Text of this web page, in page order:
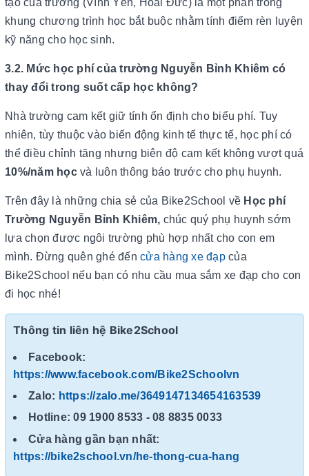
khung chương trình học bắt buộc nhằm tính điểm rèn luyện
kỹ năng cho học sinh.
3.2. Mức học phí của trường Nguyễn Bỉnh Khiêm có
thay đổi trong suốt cấp học không?
Nhà trường cam kết giữ tính ổn định cho biểu phí. Tuy
nhiên, tùy thuộc vào biến động kinh tế thực tế, học phí có
thể điều chỉnh tăng nhưng biên độ cam kết không vượt quá
10%/năm họcvà luôn thông báo trước cho phụ huynh.
Trên đây là những chia sẻ của Bike2School về Học phí
Trường Nguyễn Bỉnh Khiêm, chúc quý phụ huynh sớm
lựa chọn được ngôi trường phù hợp nhất cho con em
mình. Đừng quên ghé đến cửa hàng xe đạpcủa
Bike2School nếu bạn có nhu cầu mua sắm xe đạp cho con
đi học nhé!
Thông tin liên hệ Bike2School
Facebook:
https://www.facebook.com/Bike2Schoolvn
Zalo: https://zalo.me/3649147134654163539
Hotline: 09 1900 8533 - 08 8835 0033
Cửa hàng gần bạn nhất:
https://bike2school.vn/he-thong-cua-hang